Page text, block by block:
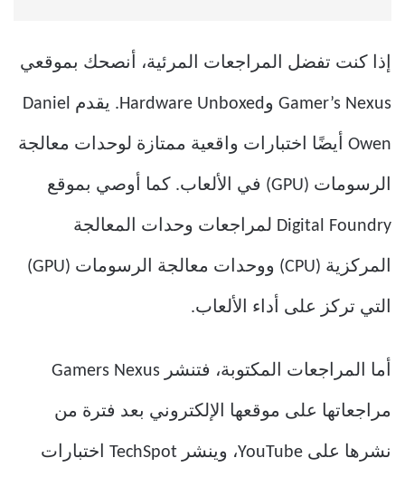
إذا كنت تفضل المراجعات المرئية، أنصحك بموقعي
Gamer’s Nexus وHardware Unboxed. يقدم Daniel
Owen أيضًا اختبارات واقعية ممتازة لوحدات معالجة
الرسومات (GPU) في الألعاب. كما أوصي بموقع
Digital Foundry لمراجعات وحدات المعالجة
المركزية (CPU) ووحدات معالجة الرسومات (GPU)
التي تركز على أداء الألعاب.
أما المراجعات المكتوبة، فتنشر Gamers Nexus
مراجعاتها على موقعها الإلكتروني بعد فترة من
نشرها على YouTube، وينشر TechSpot اختبارات